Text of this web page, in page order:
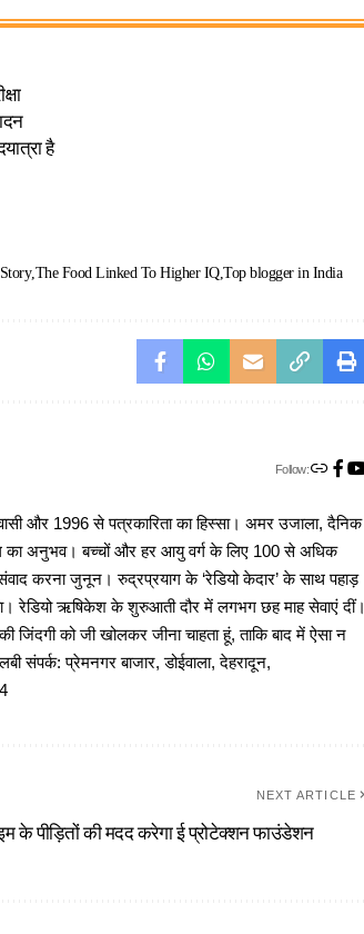
है
Story The Food Linked To Higher IQ Top blogger in India
Follow:
और 1996 से पत्रकारिता का हिस्सा। अमर उजाला, दैनिक
का अनुभव। बच्चों और हर आयु वर्ग के लिए 100 से अधिक
करना जुनून। रुद्रप्रयाग के ‘रेडियो केदार’ के साथ पहाड़
रेडियो ऋषिकेश के शुरुआती दौर में लगभग छह माह सेवाएं दीं।
जिंदगी को जी खोलकर जीना चाहता हूं, ताकि बाद में ऐसा न
संपर्क: प्रेमनगर बाजार, डोईवाला, देहरादून,
NEXT ARTICLE
के पीड़ितों की मदद करेगा ई प्रोटेक्शन फाउंडेशन